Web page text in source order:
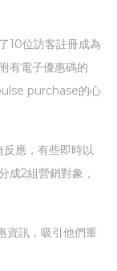
10位訪客註冊成為
有電子優惠碼的
purchase的心
應，有些即時以
成2組營銷對象，
資訊，吸引他們重